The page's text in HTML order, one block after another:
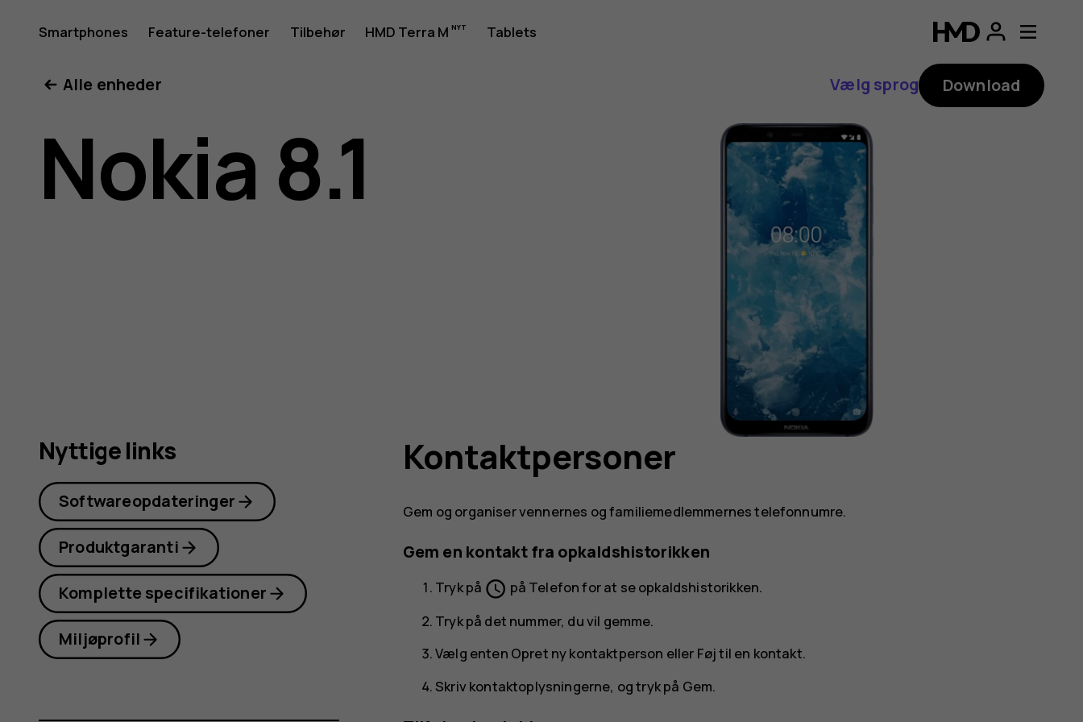
Brugervejledning
til
Nokia
Smartphones Feature-telefoner Tilbehør HMD Terra M Tablets
Alle enheder
Vælg sprog Download
Nokia 8.1
Kontaktpersoner
Gem og organiser vennernes og familiemedlemmernes telefonnumre.
Gem en kontakt fra opkaldshistorikken
Tryk på schedule på Telefonfor at se opkaldshistorikken.
Tryk på det nummer, du vil gemme.
Vælg enten Opret ny kontaktperson eller Føj til en kontakt.
Skriv kontaktoplysningerne, og tryk på Gem.
Nyttige links
Softwareopdateringer
Produktgaranti
Komplette specifikationer
Miljøprofil